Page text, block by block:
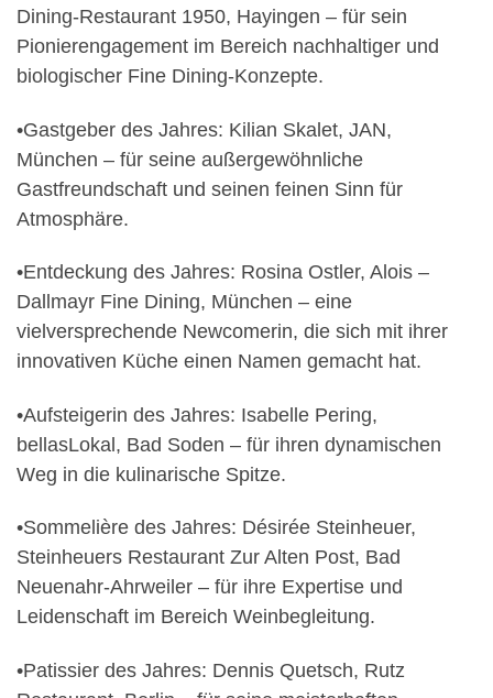
Dining-Restaurant 1950, Hayingen – für sein
Pionierengagement im Bereich nachhaltiger und
biologischer Fine Dining-Konzepte.
•Gastgeber des Jahres: Kilian Skalet, JAN,
München – für seine außergewöhnliche
Gastfreundschaft und seinen feinen Sinn für
Atmosphäre.
•Entdeckung des Jahres: Rosina Ostler, Alois –
Dallmayr Fine Dining, München – eine
vielversprechende Newcomerin, die sich mit ihrer
innovativen Küche einen Namen gemacht hat.
•Aufsteigerin des Jahres: Isabelle Pering,
bellasLokal, Bad Soden – für ihren dynamischen
Weg in die kulinarische Spitze.
•Sommelière des Jahres: Désirée Steinheuer,
Steinheuers Restaurant Zur Alten Post, Bad
Neuenahr-Ahrweiler – für ihre Expertise und
Leidenschaft im Bereich Weinbegleitung.
•Patissier des Jahres: Dennis Quetsch, Rutz